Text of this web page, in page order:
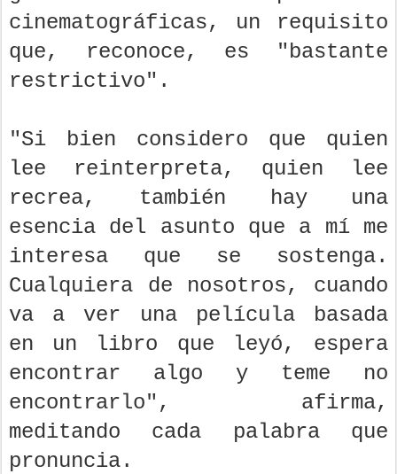
cinematográficas, un requisito
que, reconoce, es "bastante
restrictivo".
"Si bien considero que quien
lee reinterpreta, quien lee
recrea, también hay una
esencia del asunto que a mí me
interesa que se sostenga.
Cualquiera de nosotros, cuando
va a ver una película basada
en un libro que leyó, espera
encontrar algo y teme no
encontrarlo", afirma,
meditando cada palabra que
pronuncia.